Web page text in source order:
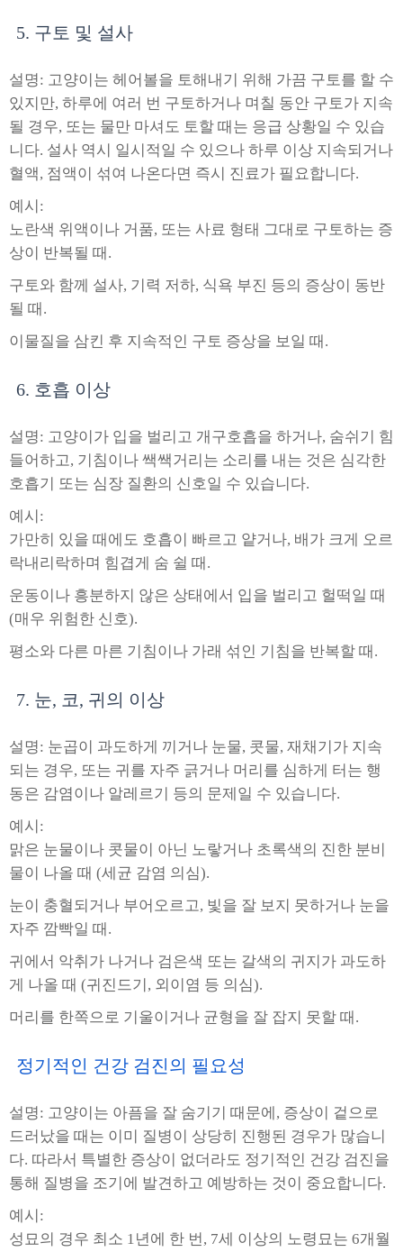
5. 구토 및 설사
설명: 고양이는 헤어볼을 토해내기 위해 가끔 구토를 할 수
있지만, 하루에 여러 번 구토하거나 며칠 동안 구토가 지속
될 경우, 또는 물만 마셔도 토할 때는 응급 상황일 수 있습
니다. 설사 역시 일시적일 수 있으나 하루 이상 지속되거나
혈액, 점액이 섞여 나온다면 즉시 진료가 필요합니다.
예시:
노란색 위액이나 거품, 또는 사료 형태 그대로 구토하는 증
상이 반복될 때.
구토와 함께 설사, 기력 저하, 식욕 부진 등의 증상이 동반
될 때.
이물질을 삼킨 후 지속적인 구토 증상을 보일 때.
6. 호흡 이상
설명: 고양이가 입을 벌리고 개구호흡을 하거나, 숨쉬기 힘
들어하고, 기침이나 쌕쌕거리는 소리를 내는 것은 심각한
호흡기 또는 심장 질환의 신호일 수 있습니다.
예시:
가만히 있을 때에도 호흡이 빠르고 얕거나, 배가 크게 오르
락내리락하며 힘겹게 숨 쉴 때.
운동이나 흥분하지 않은 상태에서 입을 벌리고 헐떡일 때
(매우 위험한 신호).
평소와 다른 마른 기침이나 가래 섞인 기침을 반복할 때.
7. 눈, 코, 귀의 이상
설명: 눈곱이 과도하게 끼거나 눈물, 콧물, 재채기가 지속
되는 경우, 또는 귀를 자주 긁거나 머리를 심하게 터는 행
동은 감염이나 알레르기 등의 문제일 수 있습니다.
예시:
맑은 눈물이나 콧물이 아닌 노랗거나 초록색의 진한 분비
물이 나올 때 (세균 감염 의심).
눈이 충혈되거나 부어오르고, 빛을 잘 보지 못하거나 눈을
자주 깜빡일 때.
귀에서 악취가 나거나 검은색 또는 갈색의 귀지가 과도하
게 나올 때 (귀진드기, 외이염 등 의심).
머리를 한쪽으로 기울이거나 균형을 잘 잡지 못할 때.
정기적인 건강 검진의 필요성
설명: 고양이는 아픔을 잘 숨기기 때문에, 증상이 겉으로
드러났을 때는 이미 질병이 상당히 진행된 경우가 많습니
다. 따라서 특별한 증상이 없더라도 정기적인 건강 검진을
통해 질병을 조기에 발견하고 예방하는 것이 중요합니다.
예시:
성묘의 경우 최소 1년에 한 번, 7세 이상의 노령묘는 6개월